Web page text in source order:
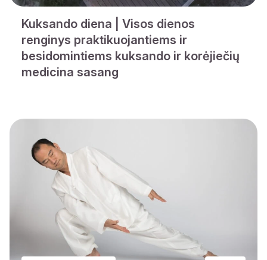
Kuksando diena | Visos dienos
renginys praktikuojantiems ir
besidomintiems kuksando ir korėjiečių
medicina sasang